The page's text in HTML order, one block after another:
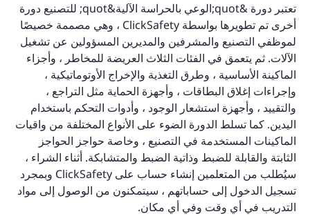
تعتبر دورة &quot;الوعي بالحراسة الآلية&quot; للتصنيع دورة
أخرى تم تطويرها بواسطة ClickSafety ، وهي مصممة خصيصًا
لموظفي التصنيع والمشرفين والمديرين المسؤولين عن تشغيل
الآلات. ثم يتعمق في الفئات الثلاث العريضة للمخاطر ، وأجزاء
الماكينة الأساسية ، وطرق التغذية والإخراج الأوتوماتيكية ،
وإجراءات إغلاق البطاقات ، وأجهزة الحماية مثل التراجع ،
والتقييد ، وأجهزة استشعار الوجود ، وأدوات التحكم باستخدام
اليدين. كما تسلط الدورة الضوء على الأنواع المختلفة من واقيات
الماكينات المستخدمة في التصنيع ، وخاصة حواجز الحواجز
الثابتة والقابلة للضبط وذاتية الضبط والمتشابكة. أثناء الشراء ،
سيُطلب من المتعلمين إنشاء حساب على ClickSafety وبمجرد
تسجيل الدخول إلى حساباتهم ، سيتمكنون من الوصول إلى مواد
التدريب في أي وقت وفي أي مكان.